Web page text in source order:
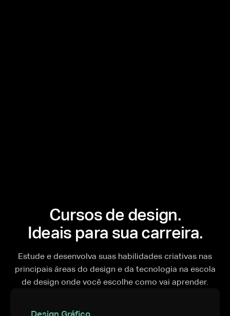
Cursos de design.
Ideais para sua carreira.
Estude e desenvolva suas habilidades criativas nas
principais áreas do design e da tecnologia na escola
de design onde você escolhe como vai aprender.
Design Gráfico